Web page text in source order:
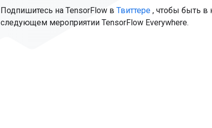
Подпишитесь на TensorFlow в Твиттере , чтобы быть в
следующем мероприятии TensorFlow Everywhere.